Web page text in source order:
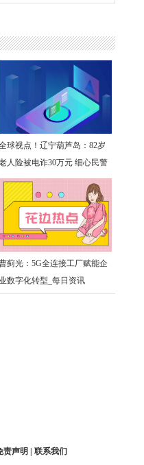
球视点！辽宁葫芦岛：82岁
人险被电诈30万元 细心民警
心劝说化解险情
蓟光：5G全连接工厂赋能企
数字化转型_每日资讯
责声明 | 联系我们